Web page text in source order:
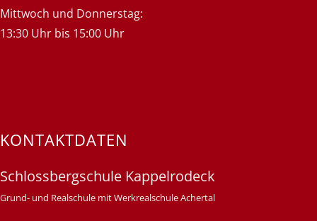
Mittwoch und Donnerstag:
13:30 Uhr bis 15:00 Uhr
KONTAKTDATEN
Schlossbergschule Kappelrodeck
Grund- und Realschule mit Werkrealschule Achertal